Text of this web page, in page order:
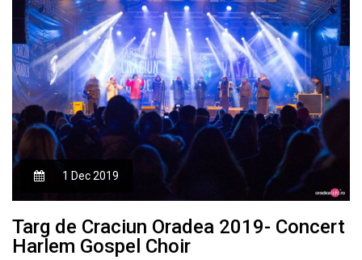
1 Dec 2019
Targ de Craciun Oradea 2019- Concert
Harlem Gospel Choir